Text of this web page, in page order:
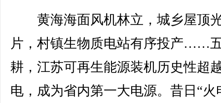
黄海海面风机林立，城乡屋顶
片，村镇生物质电站有序投产……
耕，江苏可再生能源装机历史性超
电，成为省内第一大电源。昔日“火